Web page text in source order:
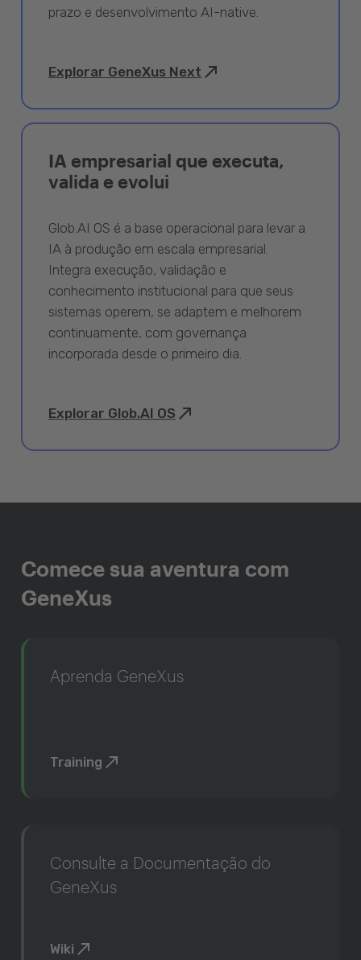
prazo e desenvolvimento AI-native.
Explorar GeneXus Next
IA empresarial que executa,
valida e evolui
Glob.AI OS é a base operacional para levar a
IA à produção em escala empresarial.
Integra execução, validação e
conhecimento institucional para que seus
sistemas operem, se adaptem e melhorem
continuamente, com governança
incorporada desde o primeiro dia.
Explorar Glob.AI OS
Comece sua aventura com
GeneXus
Aprenda GeneXus
Training
Consulte a Documentação do
GeneXus
Wiki